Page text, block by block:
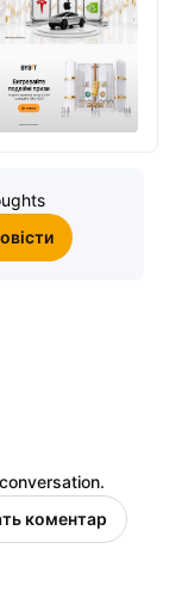
коментар